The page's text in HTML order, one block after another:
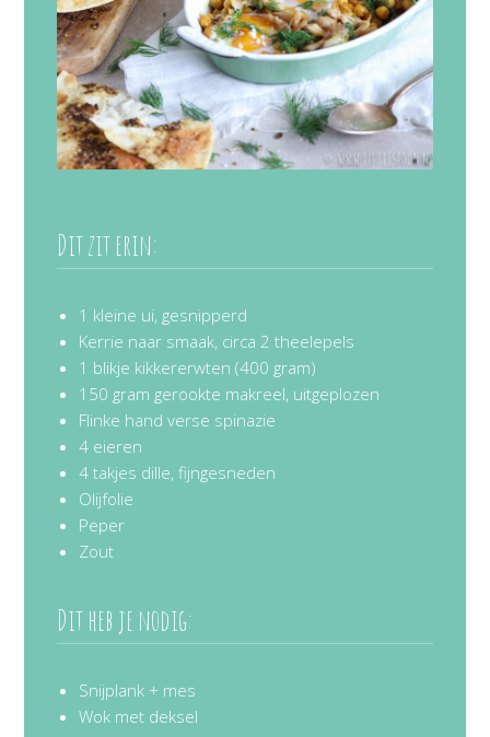
Dit zit erin:
1 kleine ui, gesnipperd
Kerrie naar smaak, circa 2 theelepels
1 blikje kikkererwten (400 gram)
150 gram gerookte makreel, uitgeplozen
Flinke hand verse spinazie
4 eieren
4 takjes dille, fijngesneden
Olijfolie
Peper
Zout
Dit heb je nodig:
Snijplank + mes
Wok met deksel